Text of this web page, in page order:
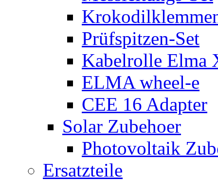
Prüfspitzen-Set
Kabelrolle Elma
ELMA wheel-e
CEE 16 Adapter
Solar Zubehoer
Photovoltaik
Ersatzteile